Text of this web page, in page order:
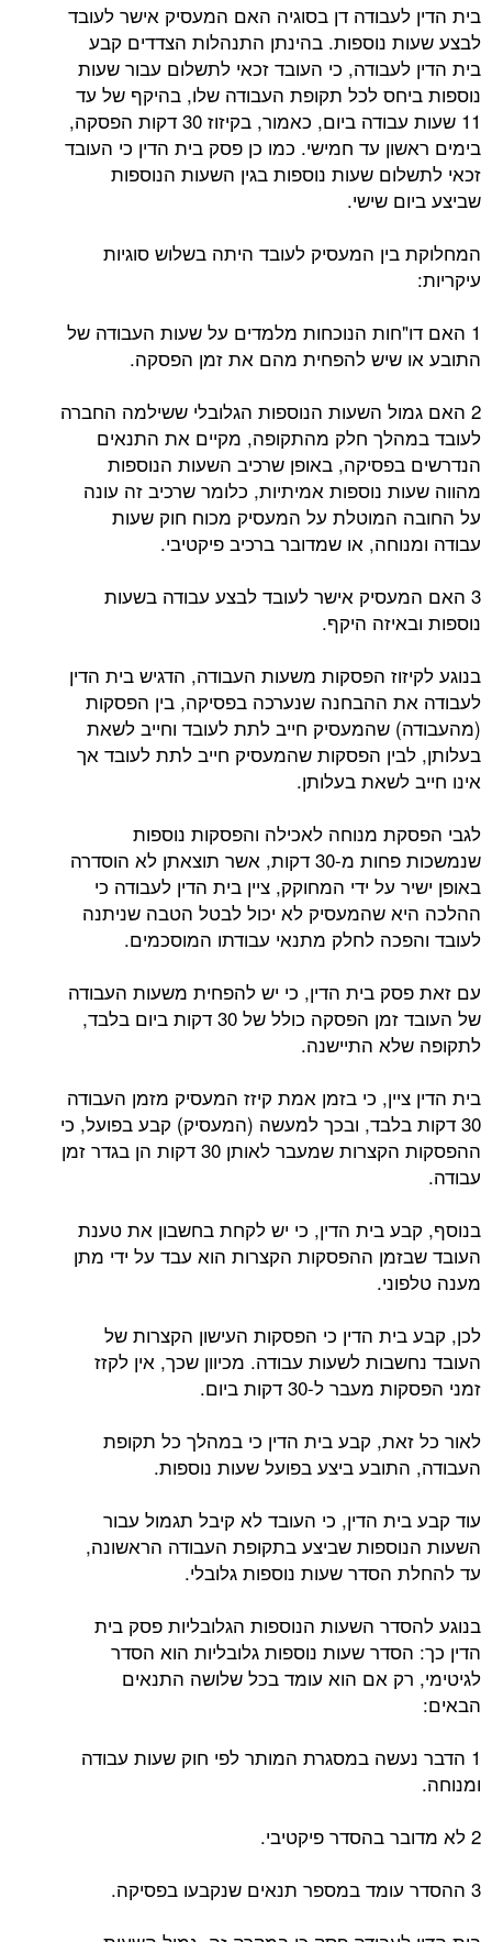
בית הדין לעבודה דן בסוגיה האם המעסיק אישר לעובד
לבצע שעות נוספות. בהינתן התנהלות הצדדים קבע
בית הדין לעבודה, כי העובד זכאי לתשלום עבור שעות
נוספות ביחס לכל תקופת העבודה שלו, בהיקף של עד
11 שעות עבודה ביום, כאמור, בקיזוז 30 דקות הפסקה,
בימים ראשון עד חמישי. כמו כן פסק בית הדין כי העובד
זכאי לתשלום שעות נוספות בגין השעות הנוספות
שביצע ביום שישי.
המחלוקת בין המעסיק לעובד היתה בשלוש סוגיות
עיקריות:
1 האם דו"חות הנוכחות מלמדים על שעות העבודה של
התובע או שיש להפחית מהם את זמן הפסקה.
2 האם גמול השעות הנוספות הגלובלי ששילמה החברה
לעובד במהלך חלק מהתקופה, מקיים את התנאים
הנדרשים בפסיקה, באופן שרכיב השעות הנוספות
מהווה שעות נוספות אמיתיות, כלומר שרכיב זה עונה
על החובה המוטלת על המעסיק מכוח חוק שעות
עבודה ומנוחה, או שמדובר ברכיב פיקטיבי.
3 האם המעסיק אישר לעובד לבצע עבודה בשעות
נוספות ובאיזה היקף.
בנוגע לקיזוז הפסקות משעות העבודה, הדגיש בית הדין
לעבודה את ההבחנה שנערכה בפסיקה, בין הפסקות
(מהעבודה) שהמעסיק חייב לתת לעובד וחייב לשאת
בעלותן, לבין הפסקות שהמעסיק חייב לתת לעובד אך
אינו חייב לשאת בעלותן.
לגבי הפסקת מנוחה לאכילה והפסקות נוספות
שנמשכות פחות מ-30 דקות, אשר תוצאתן לא הוסדרה
באופן ישיר על ידי המחוקק, ציין בית הדין לעבודה כי
ההלכה היא שהמעסיק לא יכול לבטל הטבה שניתנה
לעובד והפכה לחלק מתנאי עבודתו המוסכמים.
עם זאת פסק בית הדין, כי יש להפחית משעות העבודה
של העובד זמן הפסקה כולל של 30 דקות ביום בלבד,
לתקופה שלא התיישנה.
בית הדין ציין, כי בזמן אמת קיזז המעסיק מזמן העבודה
30 דקות בלבד, ובכך למעשה (המעסיק) קבע בפועל, כי
ההפסקות הקצרות שמעבר לאותן 30 דקות הן בגדר זמן
עבודה.
בנוסף, קבע בית הדין, כי יש לקחת בחשבון את טענת
העובד שבזמן ההפסקות הקצרות הוא עבד על ידי מתן
מענה טלפוני.
לכן, קבע בית הדין כי הפסקות העישון הקצרות של
העובד נחשבות לשעות עבודה. מכיוון שכך, אין לקזז
זמני הפסקות מעבר ל-30 דקות ביום.
לאור כל זאת, קבע בית הדין כי במהלך כל תקופת
העבודה, התובע ביצע בפועל שעות נוספות.
עוד קבע בית הדין, כי העובד לא קיבל תגמול עבור
השעות הנוספות שביצע בתקופת העבודה הראשונה,
עד להחלת הסדר שעות נוספות גלובלי.
בנוגע להסדר השעות הנוספות הגלובליות פסק בית
הדין כך: הסדר שעות נוספות גלובליות הוא הסדר
לגיטימי, רק אם הוא עומד בכל שלושה התנאים
הבאים:
1 הדבר נעשה במסגרת המותר לפי חוק שעות עבודה
ומנוחה.
2 לא מדובר בהסדר פיקטיבי.
3 ההסדר עומד במספר תנאים שנקבעו בפסיקה.